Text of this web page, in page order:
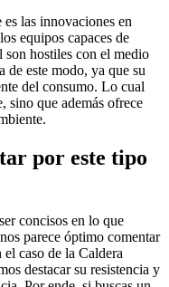
las innovaciones en
equipos capaces de
son hostiles con el medio
de este modo, ya que su
del consumo. Lo cual
sino que además ofrece
por este tipo
concisos en lo que
parece óptimo comentar
caso de la Caldera
destacar su resistencia y